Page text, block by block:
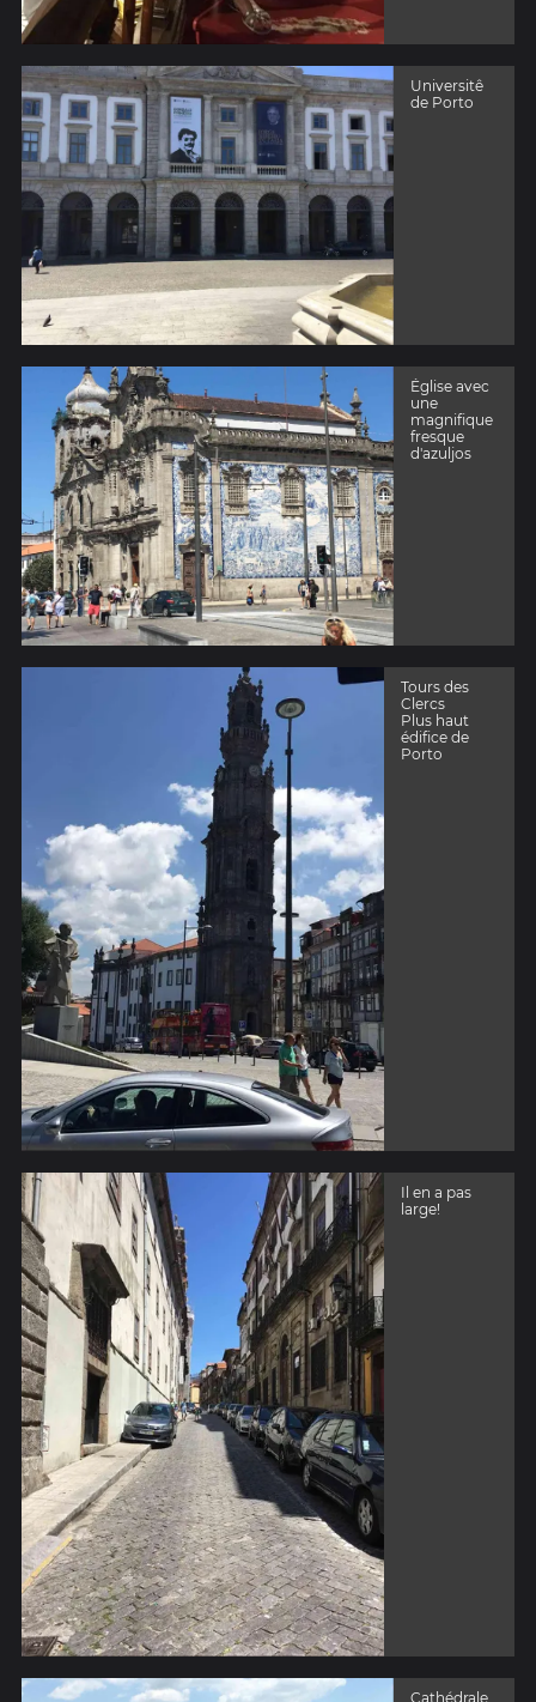
Universitê
de Porto
Église avec
une
magnifique
fresque
d'azuljos
Tours des
Clercs
Plus haut
édifice de
Porto
Il en a pas
large!
Cathédrale